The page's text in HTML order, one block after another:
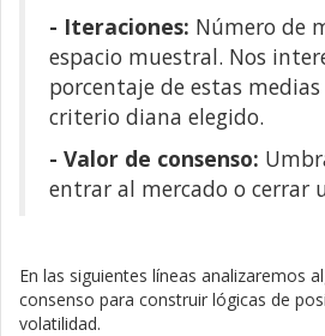
- Iteraciones: Número de
espacio muestral. Nos
porcentaje de estas
criterio diana elegido.
- Valor de consenso:
entrar al mercado o cerrar
En las siguientes líneas analizaremos
consenso para construir lógicas de
volatilidad.